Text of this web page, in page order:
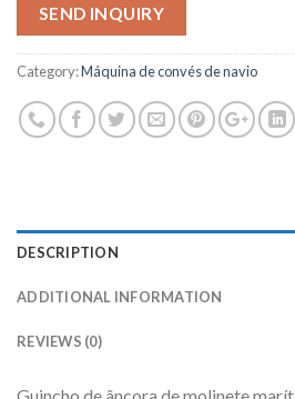
SEND INQUIRY
Category:Máquina de convés de navio
DESCRIPTION
ADDITIONAL INFORMATION
REVIEWS (0)